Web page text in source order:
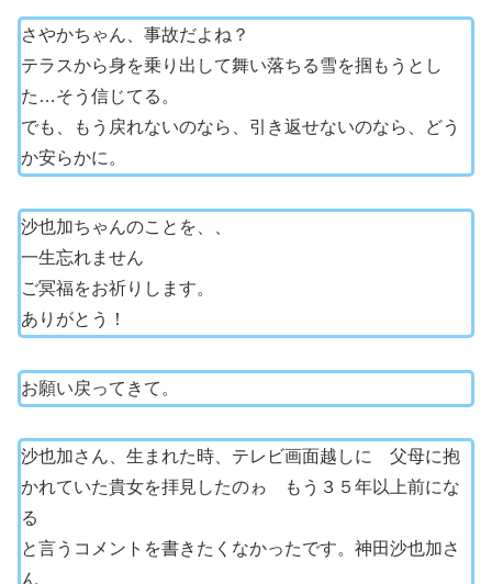
さやかちゃん、事故だよね？
テラスから身を乗り出して舞い落ちる雪を掴もうとし
た…そう信じてる。
でも、もう戻れないのなら、引き返せないのなら、どう
か安らかに。
沙也加ちゃんのことを、、
一生忘れません
ご冥福をお祈りします。
ありがとう！
お願い戻ってきて。
沙也加さん、生まれた時、テレビ画面越しに 父母に抱
かれていた貴女を拝見したのゎ もう３５年以上前にな
る
と言うコメントを書きたくなかったです。神田沙也加さ
ん